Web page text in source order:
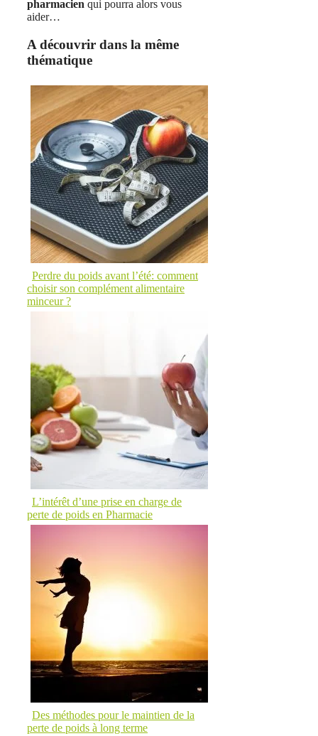
pharmacien qui pourra alors vous
aider…
A découvrir dans la même
thématique
Perdre du poids avant l’été: comment
choisir son complément alimentaire
minceur ?
L’intérêt d’une prise en charge de
perte de poids en Pharmacie
Des méthodes pour le maintien de la
perte de poids à long terme